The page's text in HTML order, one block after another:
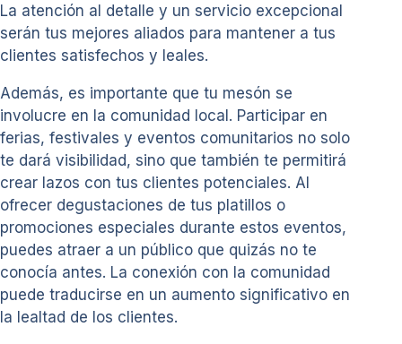
La atención al detalle y un servicio excepcional
serán tus mejores aliados para mantener a tus
clientes satisfechos y leales.
Además, es importante que tu mesón se
involucre en la comunidad local. Participar en
ferias, festivales y eventos comunitarios no solo
te dará visibilidad, sino que también te permitirá
crear lazos con tus clientes potenciales. Al
ofrecer degustaciones de tus platillos o
promociones especiales durante estos eventos,
puedes atraer a un público que quizás no te
conocía antes. La conexión con la comunidad
puede traducirse en un aumento significativo en
la lealtad de los clientes.